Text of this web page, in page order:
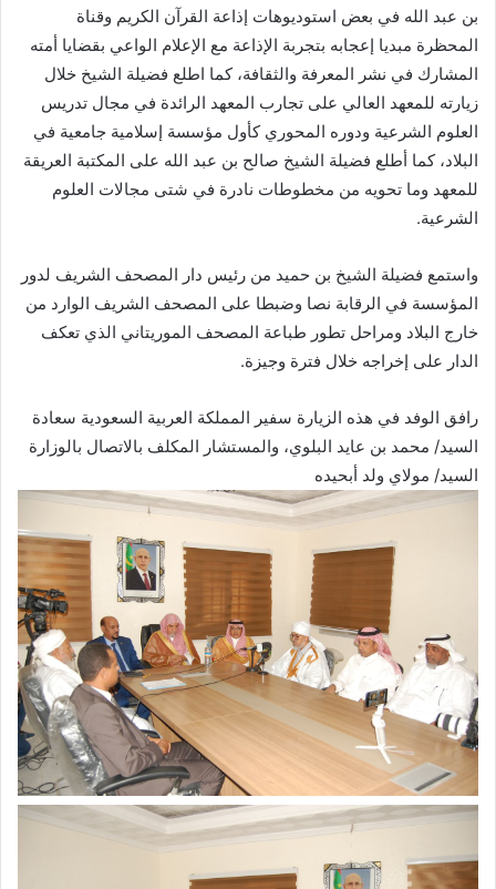
بن عبد الله في بعض استوديوهات إذاعة القرآن الكريم وقناة
المحظرة مبديا إعجابه بتجربة الإذاعة مع الإعلام الواعي بقضايا أمته
المشارك في نشر المعرفة والثقافة، كما اطلع فضيلة الشيخ خلال
زيارته للمعهد العالي على تجارب المعهد الرائدة في مجال تدريس
العلوم الشرعية ودوره المحوري كأول مؤسسة إسلامية جامعية في
البلاد، كما أطلع فضيلة الشيخ صالح بن عبد الله على المكتبة العريقة
للمعهد وما تحويه من مخطوطات نادرة في شتى مجالات العلوم
الشرعية.
واستمع فضيلة الشيخ بن حميد من رئيس دار المصحف الشريف لدور
المؤسسة في الرقابة نصا وضبطا على المصحف الشريف الوارد من
خارج البلاد ومراحل تطور طباعة المصحف الموريتاني الذي تعكف
الدار على إخراجه خلال فترة وجيزة.
رافق الوفد في هذه الزيارة سفير المملكة العربية السعودية سعادة
السيد/ محمد بن عايد البلوي، والمستشار المكلف بالاتصال بالوزارة
السيد/ مولاي ولد أبحيده